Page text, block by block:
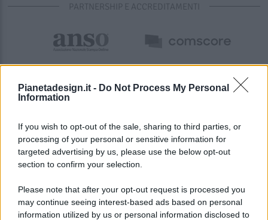
Pianetadesign.it - Do Not Process My Personal
Information
If you wish to opt-out of the sale, sharing to third parties, or
processing of your personal or sensitive information for
targeted advertising by us, please use the below opt-out
section to confirm your selection.
Please note that after your opt-out request is processed you
may continue seeing interest-based ads based on personal
information utilized by us or personal information disclosed to
PARTNERSHIP E ACCREDITAMENTI
© 2026 - Pianeta Design - P.IVA 04827280654 - Testata
Registrata Al Tribunale Di Nocera Inferiore N. 8/2020 - RG N.
ISCRIZIONE AL ROC N. 35792 – ISCRITTA ALL’ANSO
(ASSOCIAZIONE NAZIONALE STAMPA ONLINE)